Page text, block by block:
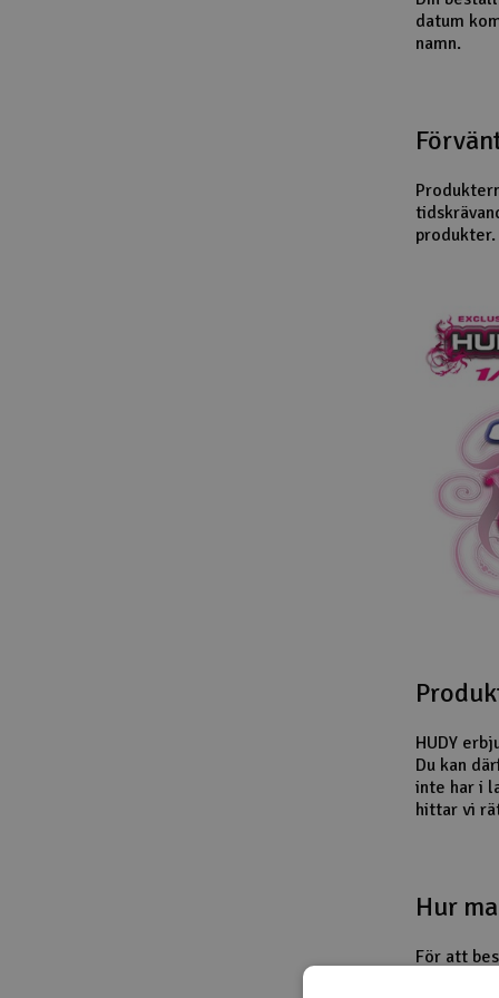
datum
namn.
HUDY
Du kan
inte har i
hittar vi
Hur
För att